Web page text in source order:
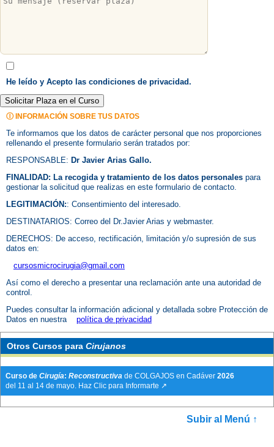
He leído y Acepto las condiciones de privacidad.
Solicitar Plaza en el Curso
Ⓘ INFORMACIÓN SOBRE TUS DATOS
Te informamos que los datos de carácter personal que nos proporciones
rellenando el presente formulario serán tratados por:
RESPONSABLE: Dr Javier Arias Gallo.
FINALIDAD: La recogida y tratamiento de los datos personales para
gestionar la solicitud que realizas en este formulario de contacto.
LEGITIMACIÓN:: Consentimiento del interesado.
DESTINATARIOS: Correo del Dr.Javier Arias y webmaster.
DERECHOS: De acceso, rectificación, limitación y/o supresión de sus
datos en:
cursosmicrocirugia@gmail.com
Así como el derecho a presentar una reclamación ante una autoridad de
control.
Puedes consultar la información adicional y detallada sobre Protección de
Datos en nuestra
política de privacidad
Otros Cursos para Cirujanos
Curso de Cirugía: Reconstructiva de COLGAJOS en Cadáver 2026
del 11 al 14 de mayo. Haz Clic para Informarte ↗
Subir al Menú ↑